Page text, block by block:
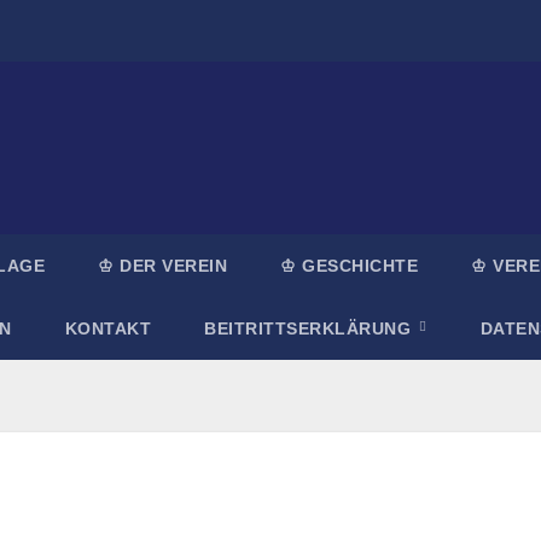
♔ DER VEREIN ♔ GESCHICHTE ♔
KONTAKT BEITRITTSERKLÄRUNG